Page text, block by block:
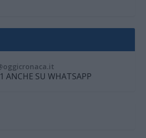
ANCHE SU WHATSAPP